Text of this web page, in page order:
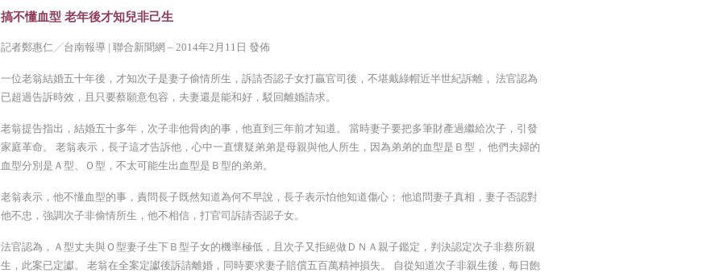
搞不懂血型 老年後才知兒非己生
記者鄭惠仁╱台南報導 | 聯合新聞網 – 2014年2月11日 發佈
一位老翁結婚五十年後，才知次子是妻子偷情所生，訴請否認子女打贏官司後，不堪戴綠帽近半世紀訴離， 法官認為
已超過告訴時效，且只要蔡願意包容，夫妻還是能和好，駁回離婚請求。
老翁提告指出，結婚五十多年，次子非他骨肉的事，他直到三年前才知道。 當時妻子要把多筆財產過繼給次子，引發
家庭革命。 老翁表示，長子這才告訴他，心中一直懷疑弟弟是母親與他人所生，因為弟弟的血型是Ｂ型， 他們夫婦的
血型分別是Ａ型、Ｏ型，不太可能生出血型是Ｂ型的弟弟。
老翁表示，他不懂血型的事，責問長子既然知道為何不早說，長子表示怕他知道傷心； 他追問妻子真相，妻子否認對
他不忠，強調次子非偷情所生，他不相信，打官司訴請否認子女。
法官認為，Ａ型丈夫與Ｏ型妻子生下Ｂ型子女的機率極低，且次子又拒絕做ＤＮＡ親子鑑定，判決認定次子非蔡所親
生，此案已定讞。 老翁在全案定讞後訴請離婚，同時要求妻子賠償五百萬精神損失。 自從知道次子非親生後，每日飽